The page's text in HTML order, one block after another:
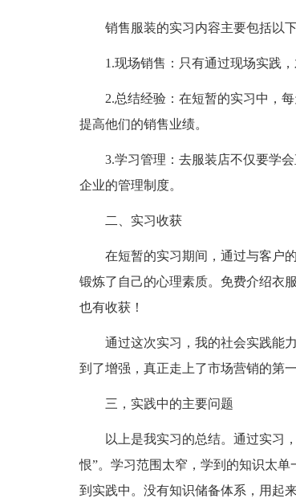
销售服装的实习内容主要包括以
1.现场销售：只有通过现场实践
2.总结经验：在短暂的实习中，
提高他们的销售业绩。
3.学习管理：去服装店不仅要学
企业的管理制度。
二、实习收获
在短暂的实习期间，通过与客户
锻炼了自己的心理素质。免费介绍衣
也有收获！
通过这次实习，我的社会实践能
到了增强，真正走上了市场营销的第一
三，实践中的主要问题
以上是我实习的总结。通过实习
恨”。学习范围太窄，学到的知识太
到实践中。没有知识储备体系，用起